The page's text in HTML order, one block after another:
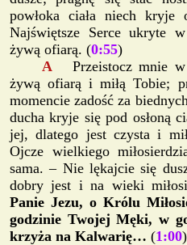
powłoka ciała niech
Najświętsze Serce ukryte
żywą ofiarą. (0:55)
A Przeistocz mnie
żywą ofiarą i miłą Tobie;
momencie zadość za
ducha kryje się pod osłoną
jej, dlatego jest czysta i
Ojcze wielkiego
sama. – Nie lękajcie się
dobry jest i na wieki
Panie Jezu, o Królu
godzinie Twojej Męki, w
krzyża na Kalwarię… (1:00)